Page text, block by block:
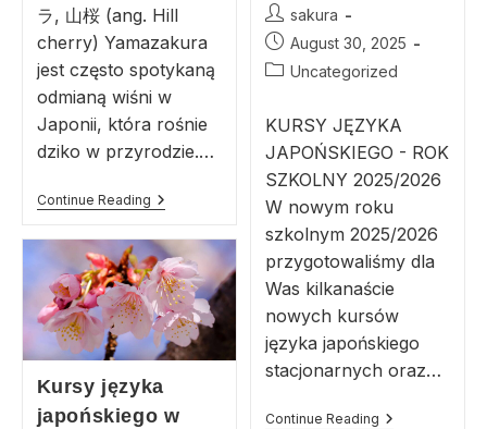
ラ, 山桜 (ang. Hill
cherry) Yamazakura
jest często spotykaną
odmianą wiśni w
Japonii, która rośnie
dziko w przyrodzie.…
Continue Reading
sakura
August 30, 2025
Uncategorized
KURSY JĘZYKA
JAPOŃSKIEGO - ROK
SZKOLNY 2025/2026
W nowym roku
szkolnym 2025/2026
przygotowaliśmy dla
Was kilkanaście
nowych kursów
języka japońskiego
stacjonarnych oraz…
Continue Reading
Kursy języka
japońskiego w